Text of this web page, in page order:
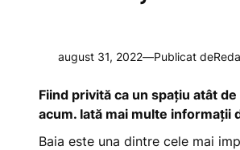
august 31, 2022—Publicat de
Fiind privită ca un spațiu atât
acum. Iată mai multe informații
Baia este una dintre cele mai